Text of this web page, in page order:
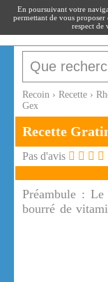
recoin
Recoin › Recette ›
Gex
Recette
Pas d'avis
Préambule : Le
bourré de
En poursuivant votre
permettant de vous proposer
respect de